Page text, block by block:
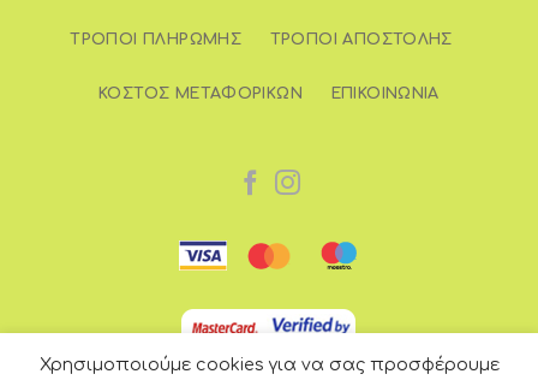
ΤΡΌΠΟΙ ΠΛΗΡΩΜΉΣ ΤΡΌΠΟΙ ΑΠΟΣΤΟΛΉΣ
ΚΌΣΤΟΣ ΜΕΤΑΦΟΡΙΚΏΝ ΕΠΙΚΟΙΝΩΝΊΑ
Χρησιμοποιούμε cookies για να σας προσφέρουμε